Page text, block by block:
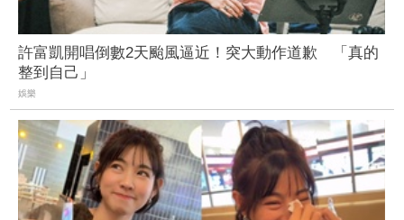
許富凱開唱倒數2天颱風逼近！突大動作道歉 「真的
整到自己」
娛樂